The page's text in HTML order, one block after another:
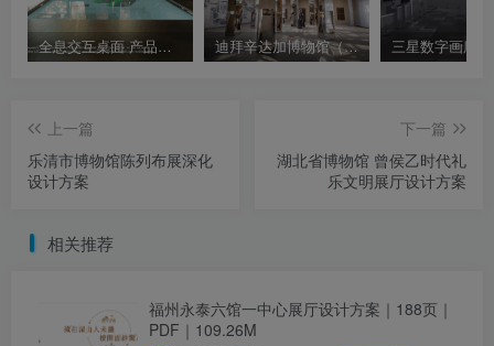
全息交互桌面 产品动态展示 透明显示 被动补光屏 迪拜辛达加博物馆（Al Shindagha Museum）
上一篇
乐清市博物馆陈列布展深化
设计方案
下一篇
湖北省博物馆 曾侯乙时代礼
乐文明展厅设计方案
相关推荐
福州永泰六馆一中心展厅设计方案｜188页｜
PDF｜109.26M